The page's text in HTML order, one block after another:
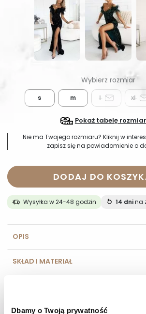
Dbamy o Twoją prywatność
s m l xl
Pokaż tabelę
Nie ma Twojego rozmiaru? Kliknij w
zapisz się na powiadomienie o
DODAJ DO
Wysyłka w 24-48 godzin 14 dnina
OPIS
SKŁAD I MATERIAŁ
OPINIE (0)